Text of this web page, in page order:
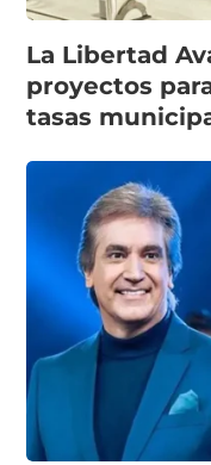
La Libertad
proyectos
tasas